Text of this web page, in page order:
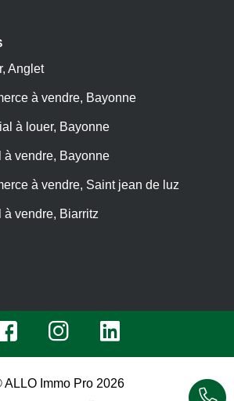
Anglet
à vendre, Bayonne
à louer, Bayonne
vendre, Bayonne
à vendre, Saint jean de luz
vendre, Biarritz
ALLO Immo Pro 2026